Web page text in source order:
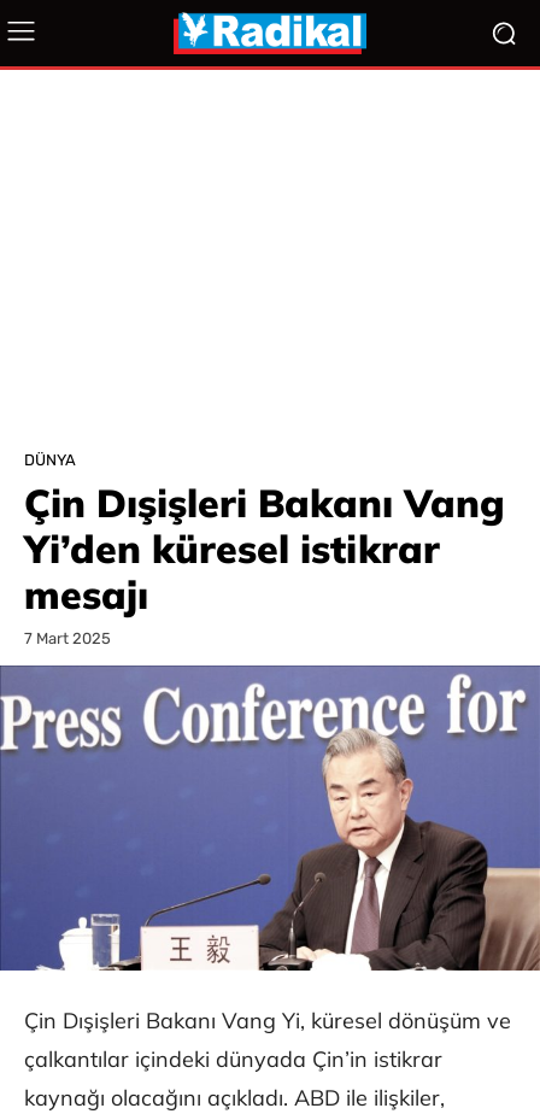
DÜNYA
Çin Dışişleri Bakanı Vang
Yi’den küresel istikrar
mesajı
7 Mart 2025
Çin Dışişleri Bakanı Vang Yi, küresel dönüşüm ve
çalkantılar içindeki dünyada Çin’in istikrar
kaynağı olacağını açıkladı. ABD ile ilişkiler,